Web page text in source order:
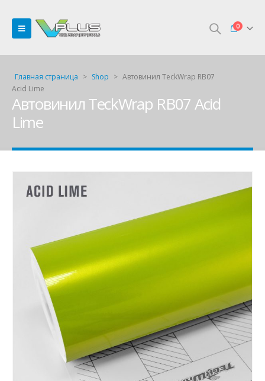
0
Главная страница > Shop > Автовинил TeckWrap RB07
Acid Lime
Автовинил TeckWrap RB07 Acid
Lime